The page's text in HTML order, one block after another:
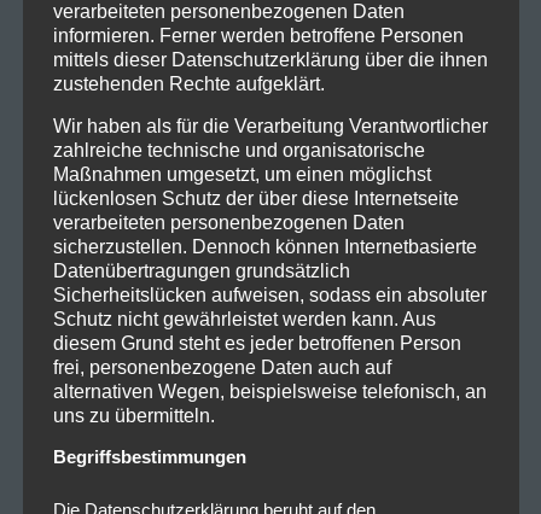
verarbeiteten personenbezogenen Daten
informieren. Ferner werden betroffene Personen
mittels dieser Datenschutzerklärung über die ihnen
zustehenden Rechte aufgeklärt.
Wir haben als für die Verarbeitung Verantwortlicher
zahlreiche technische und organisatorische
Maßnahmen umgesetzt, um einen möglichst
lückenlosen Schutz der über diese Internetseite
verarbeiteten personenbezogenen Daten
sicherzustellen. Dennoch können Internetbasierte
Datenübertragungen grundsätzlich
Sicherheitslücken aufweisen, sodass ein absoluter
Schutz nicht gewährleistet werden kann. Aus
diesem Grund steht es jeder betroffenen Person
frei, personenbezogene Daten auch auf
alternativen Wegen, beispielsweise telefonisch, an
uns zu übermitteln.
Begriffsbestimmungen